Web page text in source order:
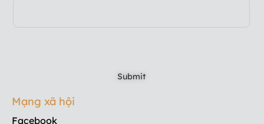
Mạng xã hội
Facebook